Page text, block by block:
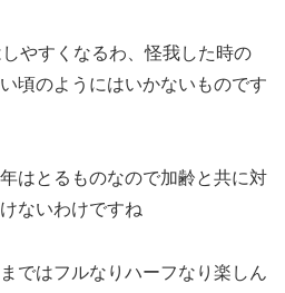
やすくなるわ、怪我した時の
頃のようにはいかないものです
はとるものなので加齢と共に対
ないわけですね
ではフルなりハーフなり楽しん